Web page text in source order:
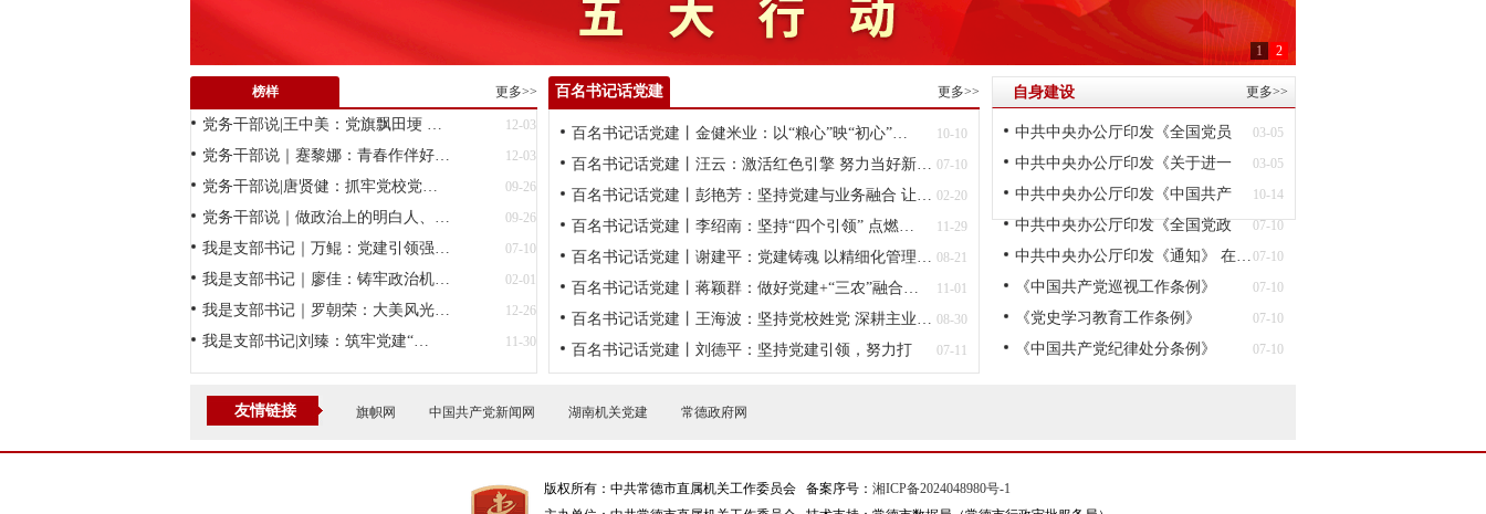
1 2
更多>>
榜样
12-03
党务干部说|王中美：党旗飘田埂 …
12-03
党务干部说｜蹇黎娜：青春作伴好…
09-26
党务干部说|唐贤健：抓牢党校党…
09-26
党务干部说｜做政治上的明白人、…
07-10
我是支部书记｜万鲲：党建引领强…
02-01
我是支部书记｜廖佳：铸牢政治机…
12-26
我是支部书记｜罗朝荣：大美风光…
11-30
我是支部书记|刘臻：筑牢党建“…
更多>>
百名书记话党建
10-10
百名书记话党建丨金健米业：以“粮心”映“初心”…
07-10
百名书记话党建丨汪云：激活红色引擎 努力当好新…
02-20
百名书记话党建丨彭艳芳：坚持党建与业务融合 让…
11-29
百名书记话党建丨李绍南：坚持“四个引领” 点燃…
08-21
百名书记话党建丨谢建平：党建铸魂 以精细化管理…
11-01
百名书记话党建丨蒋颖群：做好党建+“三农”融合…
08-30
百名书记话党建丨王海波：坚持党校姓党 深耕主业…
07-11
百名书记话党建丨刘德平：坚持党建引领，努力打
更多>>
自身建设
03-05
中共中央办公厅印发《全国党员
教…
03-05
中共中央办公厅印发《关于进一
步…
10-14
中共中央办公厅印发《中国共产
党…
07-10
中共中央办公厅印发《全国党政
领…
07-10
中共中央办公厅印发《通知》 在…
07-10
《中国共产党巡视工作条例》
07-10
《党史学习教育工作条例》
07-10
《中国共产党纪律处分条例》
友情链接
旗帜网 中国共产党新闻网 湖南机关党建 常德政府网
版权所有：中共常德市直属机关工作委员会 备案序号： 湘ICP备2024048980号-1